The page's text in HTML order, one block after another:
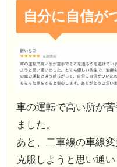
自分に自信が
車の運転で高い所が
ました。
あと、二車線の車線
克服しようと思い通い